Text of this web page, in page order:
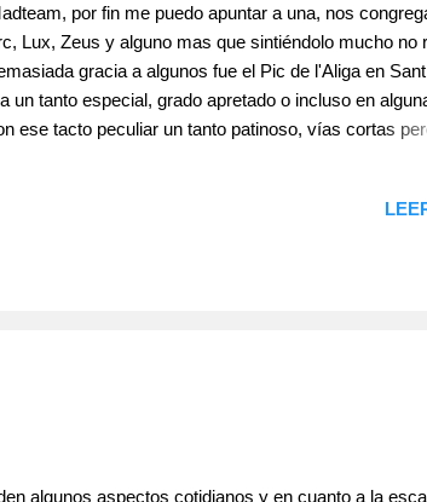
por fin me puedo apuntar a una, nos
Lux, Zeus y alguno mas que sintiéndolo mucho no
gracia a algunos fue el Pic de l'Aliga en
tanto especial, grado apretado o incluso en
ese tacto peculiar un tanto patinoso, vías cortas
algunos aspectos cotidianos y en cuanto a la